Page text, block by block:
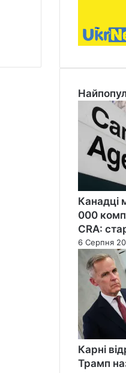
Канадці
000
CRA:
6 Серпня
Карні
Трамп